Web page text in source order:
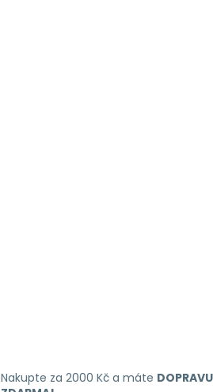
Nakupte za 2000 Kč a máte DOPRAVU